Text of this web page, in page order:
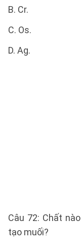
B. Cr.
C. Os.
D. Ag.
Câu 72: Chất
tạo muối?